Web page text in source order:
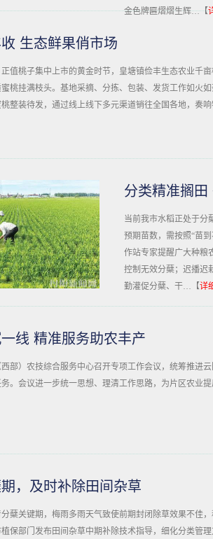
金色牌匾熠熠生辉…【
生态鲜果俏市场
值桃子集中上市的黄金时节，皇塘镇俭丰生态农业千
桃挂满枝头。基地采摘、分拣、包装、发货工作如火
整装待发，通过线上线下多元渠道销往全国各地，奏
分类精准搁
当前我市水稻正处于分
预期苗数，需按照“苗
作站专家提醒广大种粮
控制无效分蘖；迟播迟
勤灌促分蘖、干…【详
线 精准服务助农丰产
部）农技综合服务中心召开专项工作会议，统筹推进
。会议进一步统一思想、理清工作思路，为片区农业
，及时补除田间杂草
蘖关键期，梅雨多雨天气致使前期封闭除草效果不佳
保部门发布田间杂草中期补除技术指导，细化分类管